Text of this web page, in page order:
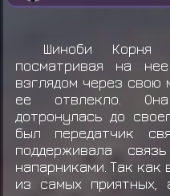
Шиноби Корня
посматривая на
взглядом через свою
ее отвлекло.
дотронулась до
был передатчик
поддерживала
напарниками. Так как
из самых приятных,